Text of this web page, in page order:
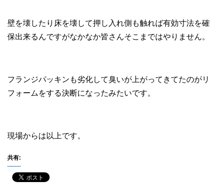
壁を壊したり床を壊して押し入れ側も触れば有効寸法を確
保出来るんですがなかなか皆さんそこまではやりません。
フランジパッキンも劣化して臭いが上がってきてたのがリ
フォームをする決断になったみたいです。
現場からは以上です。
共有: